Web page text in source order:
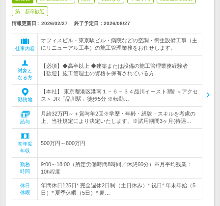
第二新卒歓迎
情報更新日：2026/02/27 終了予定日： 2026/08/27
仕事内容
オフィスビル・東京駅ビル・病院などの空調・衛生設備工事（主
にリニューアル工事）の施工管理業務をお任せします。
対象と
なる方
【必須】◆高卒以上 ◆建築または設備の施工管理業務経験者
【歓迎】施工管理士の資格を保有されている方
勤務地
【本社】 東京都港区港南１－６－３４品川イースト3階 ＜アクセ
ス＞ JR「品川駅」徒歩5分 ※転勤…
給与
月給32万円～＋賞与年2回※学歴・年齢・経験・スキルを考慮の
上、当社規定により決定いたします。※試用期間3ヶ月(待遇…
初年度
年収
500万円～800万円
勤務
時間
9:00～18:00（所定労働時間8時間／休憩60分）※月平均残業：
10h程度
休日
休暇
年間休日125日* 完全週休2日制（土日休み）* 祝日* 年末年始（5
日）* 夏季休暇（5日）* 慶…